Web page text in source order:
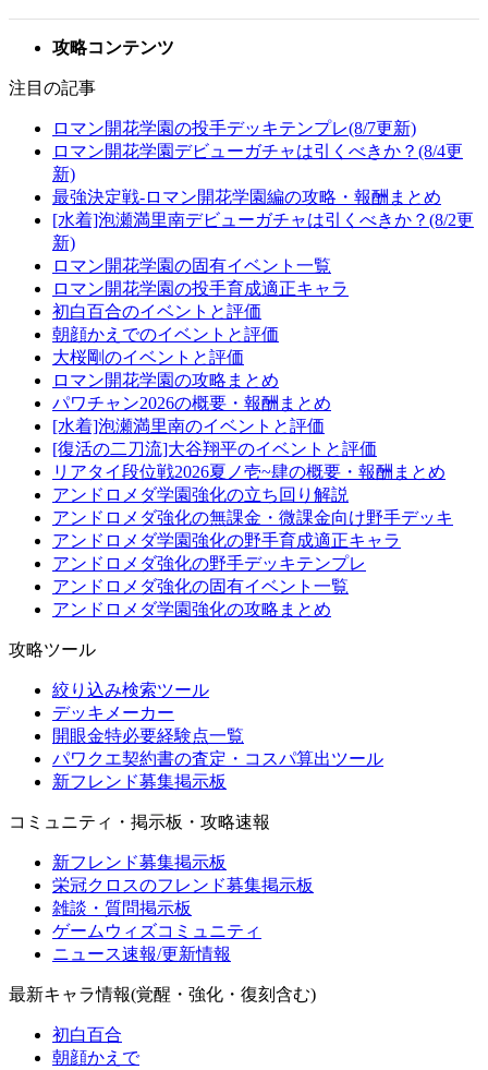
攻略コンテンツ
注目の記事
ロマン開花学園の投手デッキテンプレ(8/7更新)
ロマン開花学園デビューガチャは引くべきか？(8/4更
新)
最強決定戦-ロマン開花学園編の攻略・報酬まとめ
[水着]泡瀬満里南デビューガチャは引くべきか？(8/2更
新)
ロマン開花学園の固有イベント一覧
ロマン開花学園の投手育成適正キャラ
初白百合のイベントと評価
朝顔かえでのイベントと評価
大桜剛のイベントと評価
ロマン開花学園の攻略まとめ
パワチャン2026の概要・報酬まとめ
[水着]泡瀬満里南のイベントと評価
[復活の二刀流]大谷翔平のイベントと評価
リアタイ段位戦2026夏ノ壱~肆の概要・報酬まとめ
アンドロメダ学園強化の立ち回り解説
アンドロメダ強化の無課金・微課金向け野手デッキ
アンドロメダ学園強化の野手育成適正キャラ
アンドロメダ強化の野手デッキテンプレ
アンドロメダ強化の固有イベント一覧
アンドロメダ学園強化の攻略まとめ
攻略ツール
絞り込み検索ツール
デッキメーカー
開眼金特必要経験点一覧
パワクエ契約書の査定・コスパ算出ツール
新フレンド募集掲示板
コミュニティ・掲示板・攻略速報
新フレンド募集掲示板
栄冠クロスのフレンド募集掲示板
雑談・質問掲示板
ゲームウィズコミュニティ
ニュース速報/更新情報
最新キャラ情報(覚醒・強化・復刻含む)
初白百合
朝顔かえで